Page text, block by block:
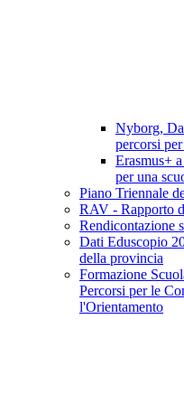
Nyborg,
percorsi
Erasmus+
per una
Piano Triennale
RAV - Rapporto
Rendicontazione
Dati Eduscopio
della provincia
Formazione
Percorsi per le
l'Orientamento